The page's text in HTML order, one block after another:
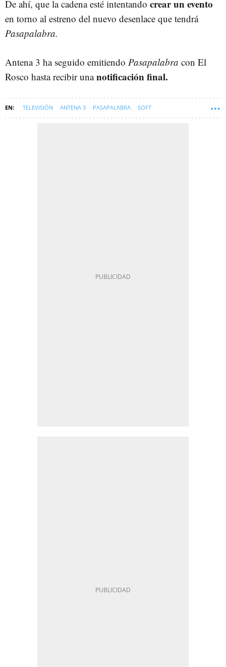
De ahí, que la cadena esté intentando crear un evento
en torno al estreno del nuevo desenlace que tendrá
Pasapalabra.
Antena 3 ha seguido emitiendo Pasapalabra con El
Rosco hasta recibir unanotificación final.
TELEVISIÓN ANTENA 3 PASAPALABRA SOFT